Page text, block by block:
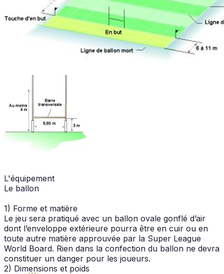
L'équipement
Le ballon
1) Forme et matière
Le jeu sera pratiqué avec un ballon ovale gonflé d’air
dont l’enveloppe extérieure pourra être en cuir ou en
toute autre matière approuvée par la Super League
World Board. Rien dans la confection du ballon ne devra
constituer un danger pour les joueurs.
2) Dimensions et poids